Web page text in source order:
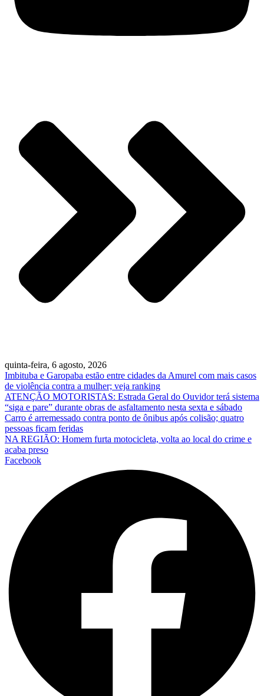
quinta-feira, 6 agosto, 2026
Imbituba e Garopaba estão entre cidades da Amurel com mais casos
de violência contra a mulher; veja ranking
ATENÇÃO MOTORISTAS: Estrada Geral do Ouvidor terá sistema
“siga e pare” durante obras de asfaltamento nesta sexta e sábado
Carro é arremessado contra ponto de ônibus após colisão; quatro
pessoas ficam feridas
NA REGIÃO: Homem furta motocicleta, volta ao local do crime e
acaba preso
Facebook